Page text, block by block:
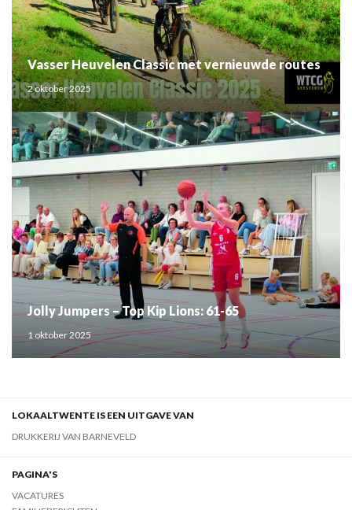
Vasser Heuvelen Classic met vernieuwde routes
2 oktober 2025
Jolly Jumpers – Top Kip Lions: 61-65
1 oktober 2025
LOKAALTWENTE IS EEN UITGAVE VAN
DRUKKERIJ VAN BARNEVELD
PAGINA'S
VACATURES